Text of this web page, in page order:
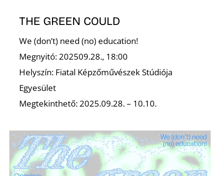
THE GREEN COULD
We (don’t) need (no) education!
Megnyitó: 202509.28., 18:00
Helyszín: Fiatal Képzőművészek Stúdiója
Egyesület
Megtekinthető: 2025.09.28. – 10.10.